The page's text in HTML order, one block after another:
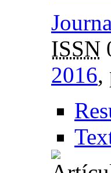
ISSN
2016,